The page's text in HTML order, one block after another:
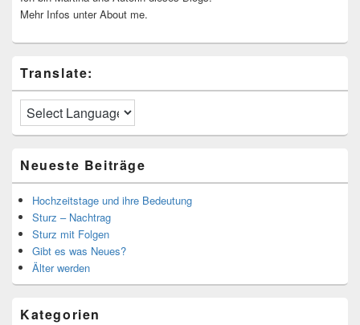
Mehr Infos unter About me.
Translate:
Neueste Beiträge
Hochzeitstage und ihre Bedeutung
Sturz – Nachtrag
Sturz mit Folgen
Gibt es was Neues?
Älter werden
Kategorien